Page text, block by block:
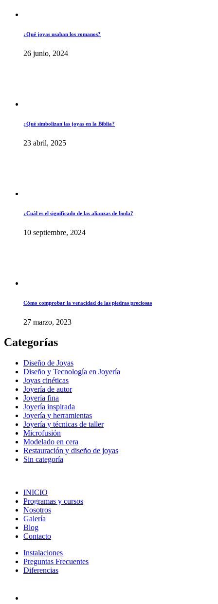
¿Qué joyas usaban los romanos?
26 junio, 2024
¿Qué simbolizan las joyas en la Biblia?
23 abril, 2025
¿Cuál es el significado de las alianzas de boda?
10 septiembre, 2024
Cómo comprobar la veracidad de las piedras preciosas
27 marzo, 2023
Categorías
Diseño de Joyas
Diseño y Tecnología en Joyería
Joyas cinéticas
Joyería de autor
Joyería fina
Joyería inspirada
Joyería y herramientas
Joyería y técnicas de taller
Microfusión
Modelado en cera
Restauración y diseño de joyas
Sin categoría
INICIO
Programas y cursos
Nosotros
Galería
Blog
Contacto
Instalaciones
Preguntas Frecuentes
Diferencias